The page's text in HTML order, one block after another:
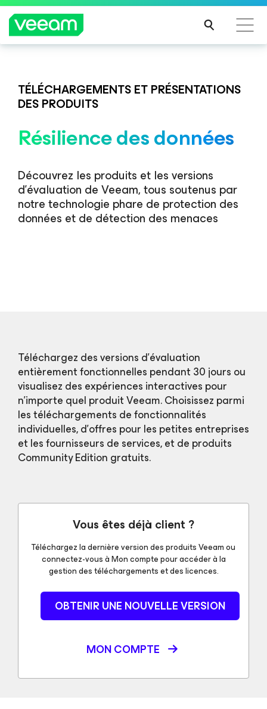
impactés par la mise à jour de CrowdStrike
LIRE
SUIT
PROCHAINEMENT
Restauration maîtrisée. Résilience prouvée.
TÉLÉCHARGEMENTS ET PRÉSENTATIONS
DES PRODUITS
Résilience des données
Découvrez les produits et les versions
d’évaluation de Veeam, tous soutenus par
notre technologie phare de protection des
données et de détection des menaces
Téléchargez des versions d’évaluation
entièrement fonctionnelles pendant 30 jours ou
visualisez des expériences interactives pour
n’importe quel produit Veeam. Choisissez parmi
les téléchargements de fonctionnalités
individuelles, d’offres pour les petites entreprises
et les fournisseurs de services, et de produits
Community Edition gratuits.
Vous êtes déjà client ?
Téléchargez la dernière version des produits Veeam ou
connectez-vous à Mon compte pour accéder à la
gestion des téléchargements et des licences.
OBTENIR UNE NOUVELLE VERSION
MON COMPTE